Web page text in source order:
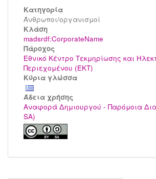
Κατηγορία
Άνθρωποι/οργανισμοί
Kλάση
madsrdf:CorporateName
Πάροχος
Εθνικό Κέντρο Τεκμηρίωσης και
Περιεχομένου (ΕΚΤ)
Κύρια γλώσσα
Άδεια χρήσης
Αναφορά Δημιουργού - Παρόμοια
SA)